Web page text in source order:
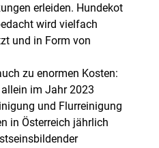
erleiden. Hundekot
wird vielfach
und in Form von
zu enormen Kosten:
im Jahr 2023
und Flurreinigung
in Österreich jährlich